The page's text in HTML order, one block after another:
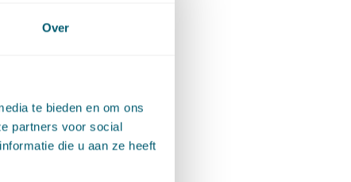
Over
te bieden en om ons
partners voor social
die u aan ze heeft
op